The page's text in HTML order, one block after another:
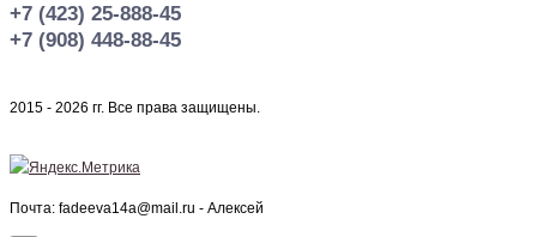
+7 (423) 25-888-45
+7 (908) 448-88-45
2015 - 2026 гг. Все права защищены.
Почта: fadeeva14a@mail.ru - Алексей